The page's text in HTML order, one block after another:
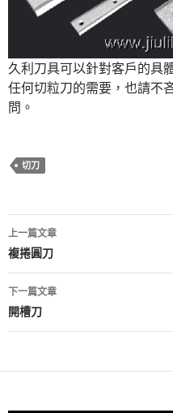
久利刀具可以針對客戶的具
任何切粒刀的需要，也請不
問。
切刀
文
章
導
覽
上一篇文章
複捲圓刀
下一篇文章
開槽刀